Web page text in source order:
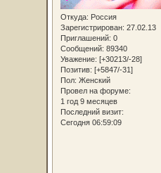
Откуда: Россия
Зарегистрирован: 27.02.13
Приглашений: 0
Сообщений: 89340
Уважение: [+30213/-28]
Позитив: [+5847/-31]
Пол: Женский
Провел на форуме:
1 год 9 месяцев
Последний визит:
Сегодня 06:59:09